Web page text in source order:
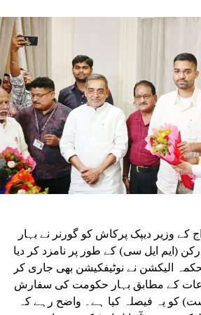
جوابات کا جائزہ لے کر اپنی
کمیٹی بدعنوانی اور بے ضابطگی
کے لیے رہنما اصول مرتب کرے گی،
امتحانی نظام اور اس کے طریقۂ کار
گی۔
کے وزیر دیپک پرکاش کو گورنر نے بہار
(ایم ایل سی) کے طور پر نامزد کر دیا
الیکشن نے نوٹیفکیشن بھی جاری کر
کے مطابق بہار حکومت کی سفارش
نے بدھ (5 اگست) کو یہ فیصلہ کیا ہے۔ واضح رہے کہ